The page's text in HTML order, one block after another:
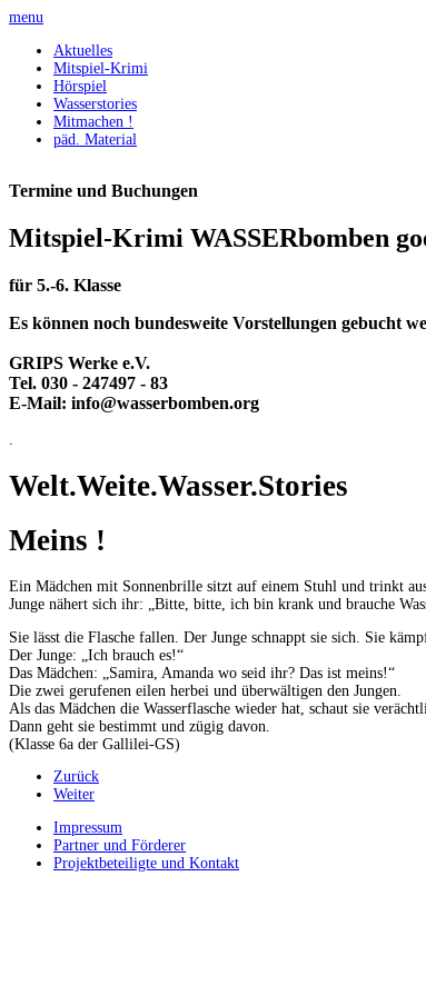
menu
Aktuelles
Mitspiel-Krimi
Hörspiel
Wasserstories
Mitmachen !
päd. Material
Termine und Buchungen
Mitspiel-Krimi WASSERbomben
für 5.-6. Klasse
Es können noch bundesweite Vorstellungen gebucht
GRIPS Werke e.V.
Tel. 030 - 247497 - 83
E-Mail: info@wasserbomben.org
Welt.Weite.Wasser.Stories
Meins !
Ein Mädchen mit Sonnenbrille sitzt auf einem Stuhl und trinkt aus
Junge nähert sich ihr: „Bitte, bitte, ich bin krank und brauche
Sie lässt die Flasche fallen. Der Junge schnappt sie sich. Sie
Der Junge: „Ich brauch es!“
Das Mädchen: „Samira, Amanda wo seid ihr? Das ist meins!“
Die zwei gerufenen eilen herbei und überwältigen den Jungen.
Als das Mädchen die Wasserflasche wieder hat, schaut sie
Dann geht sie bestimmt und zügig davon.
(Klasse 6a der Gallilei-GS)
Zurück
Weiter
Impressum
Partner und Förderer
Projektbeteiligte und Kontakt